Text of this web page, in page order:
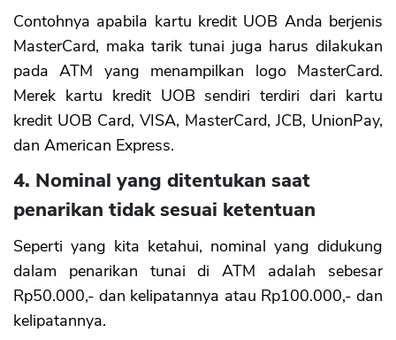
Contohnya apabila kartu kredit UOB Anda berjenis
MasterCard, maka tarik tunai juga harus dilakukan
pada ATM yang menampilkan logo MasterCard.
Merek kartu kredit UOB sendiri terdiri dari kartu
kredit UOB Card, VISA, MasterCard, JCB, UnionPay,
dan American Express.
4. Nominal yang ditentukan saat
penarikan tidak sesuai ketentuan
Seperti yang kita ketahui, nominal yang didukung
dalam penarikan tunai di ATM adalah sebesar
Rp50.000,- dan kelipatannya atau Rp100.000,- dan
kelipatannya.